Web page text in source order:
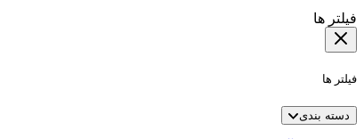
فیلتر ها
فیلتر ها
دسته بندی